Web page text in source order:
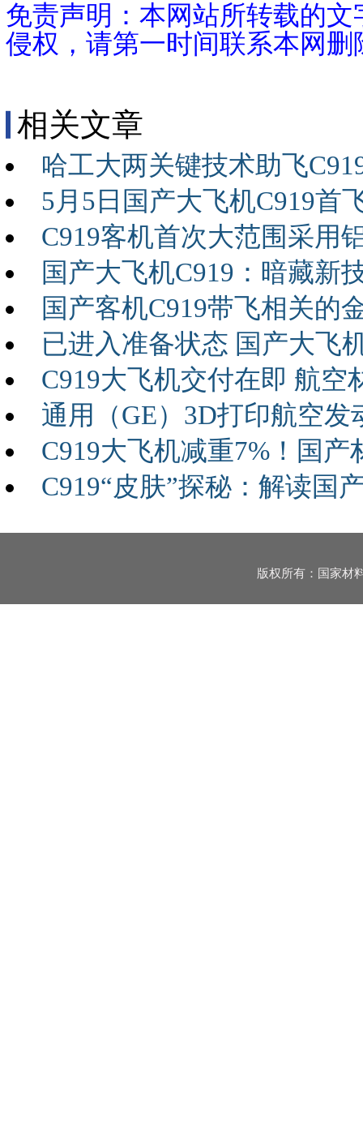
免责声明：本网站所转载的
侵权，请第一时间联系本网删
相关文章
哈工大两关键技术助飞
5月5日国产大飞机C919首
C919客机首次大范围采用
国产大飞机C919：暗藏新
国产客机C919带飞相关的
已进入准备状态 国产大飞
C919大飞机交付在即 航空
通用（GE）3D打印航空
C919大飞机减重7%！国产
C919“皮肤”探秘：解读国
版权所有：国家材